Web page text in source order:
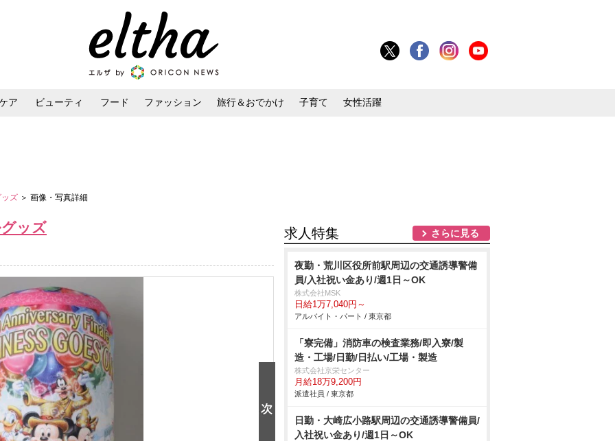
ア ビューティ フード ファッション 旅行＆おでかけ 子育て 女性活躍
ズ ＞ 画像・写真詳細
ッズ 求人特集 さらに見る
夜勤・荒川区役所前駅周辺の交通誘導警備
員/入社祝い金あり/週1日～OK
株式会社MSK
日給1万7,040円～
アルバイト・パート / 東京都
「寮完備」消防車の検査業務/即入寮/製
造・工場/日勤/日払い/工場・製造
株式会社京栄センター
月給18万9,200円
派遣社員 / 東京都
日勤・大崎広小路駅周辺の交通誘導警備員/
入社祝い金あり/週1日～OK